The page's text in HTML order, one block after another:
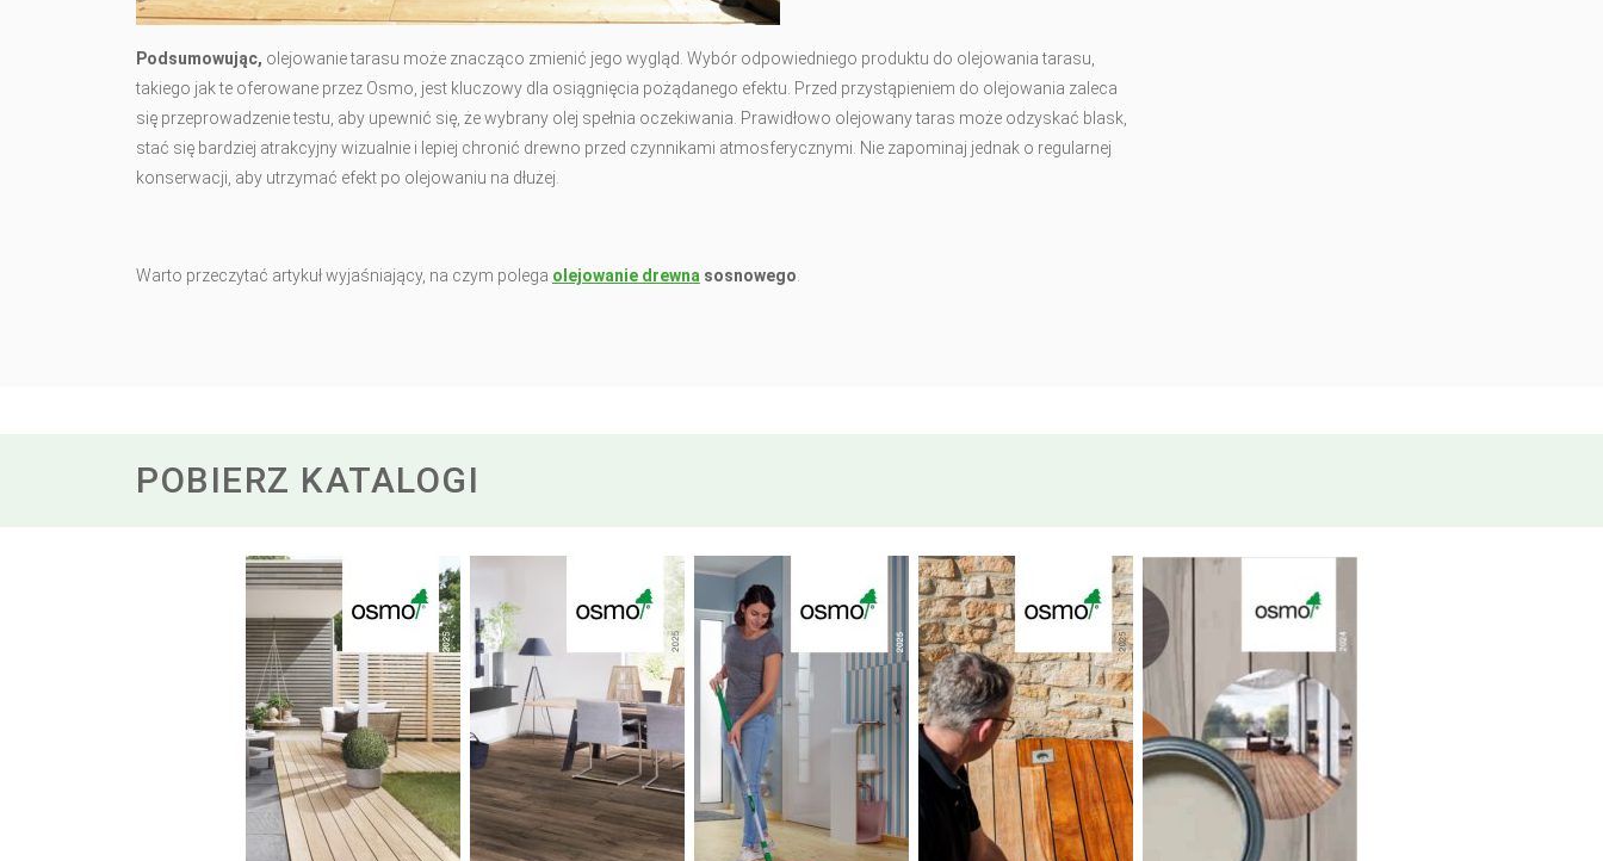
Podsumowując, olejowanie tarasu może znacząco zmienić jego wygląd. Wybór odpowiedniego produktu do olejowania tarasu,
takiego jak te oferowane przez Osmo, jest kluczowy dla osiągnięcia pożądanego efektu. Przed przystąpieniem do olejowania zaleca
się przeprowadzenie testu, aby upewnić się, że wybrany olej spełnia oczekiwania. Prawidłowo olejowany taras może odzyskać blask,
stać się bardziej atrakcyjny wizualnie i lepiej chronić drewno przed czynnikami atmosferycznymi. Nie zapominaj jednak o regularnej
konserwacji, aby utrzymać efekt po olejowaniu na dłużej.
Warto przeczytać artykuł wyjaśniający, na czym polega olejowanie drewna sosnowego
POBIERZ KATALOGI